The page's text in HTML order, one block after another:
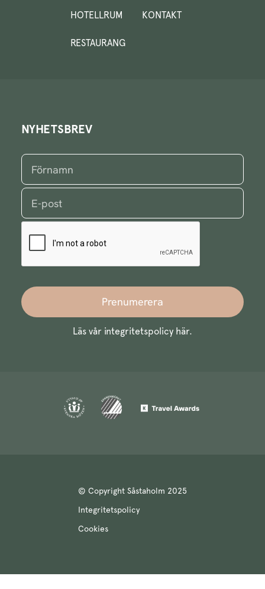
HOTELLRUM
RESTAURANG
KONTAKT
NYHETSBREV
Prenumerera
Läs vår integritetspolicy här.
© Copyright Såstaholm 2025
Integritetspolicy
Cookies